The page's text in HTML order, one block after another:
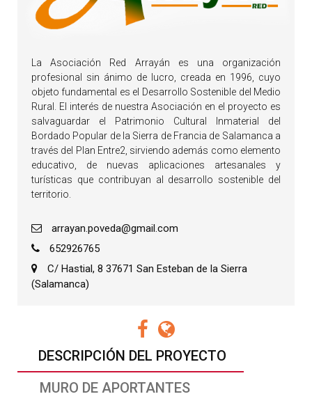
DESCRIPCIÓN DEL PROYECTO
MURO DE APORTANTES
La Asociación Red Arrayán es una organización
profesional sin ánimo de lucro, creada en 1996, cuyo
objeto fundamental es el Desarrollo Sostenible del Medio
Rural. El interés de nuestra Asociación en el proyecto es
salvaguardar el Patrimonio Cultural Inmaterial del
Bordado Popular de la Sierra de Francia de Salamanca a
través del Plan Entre2, sirviendo además como elemento
educativo, de nuevas aplicaciones artesanales y
turísticas que contribuyan al desarrollo sostenible del
territorio.
arrayan.poveda@gmail.com
652926765
C/ Hastial, 8 37671 San Esteban de la Sierra
(Salamanca)